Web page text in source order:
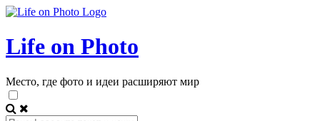
Life on Photo
Место, где фото и идеи расширяют мир